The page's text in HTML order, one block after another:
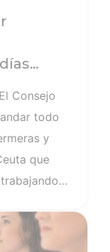
a los
Consejo
todo
y
que
migratoria
que
Ver noticia